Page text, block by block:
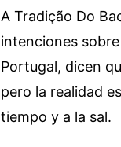
A Tradição Do
intenciones
Portugal, dicen
pero la realidad
tiempo y a la sal.